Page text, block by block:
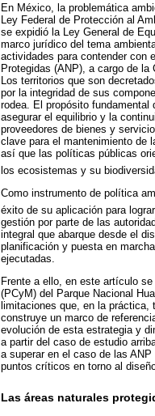
En México, la problemática
Ley Federal de Protección al
se expidió la Ley General de
marco jurídico del tema
actividades para contender con
Protegidas (ANP), a cargo de la
Los territorios que son
por la integridad de sus
rodea. El propósito
asegurar el equilibrio y la
proveedores de bienes y
clave para el mantenimiento de
así que las políticas públicas
los ecosistemas y su
Como instrumento de política
éxito de su aplicación para
gestión por parte de las
integral que abarque desde el
planificación y puesta en
ejecutadas.
Frente a ello, en este artículo
(PCyM) del Parque Nacional
limitaciones que, en la
construye un marco de
evolución de esta estrategia y
a partir del caso de estudio
a superar en el caso de las
puntos críticos en torno al
Las áreas naturales